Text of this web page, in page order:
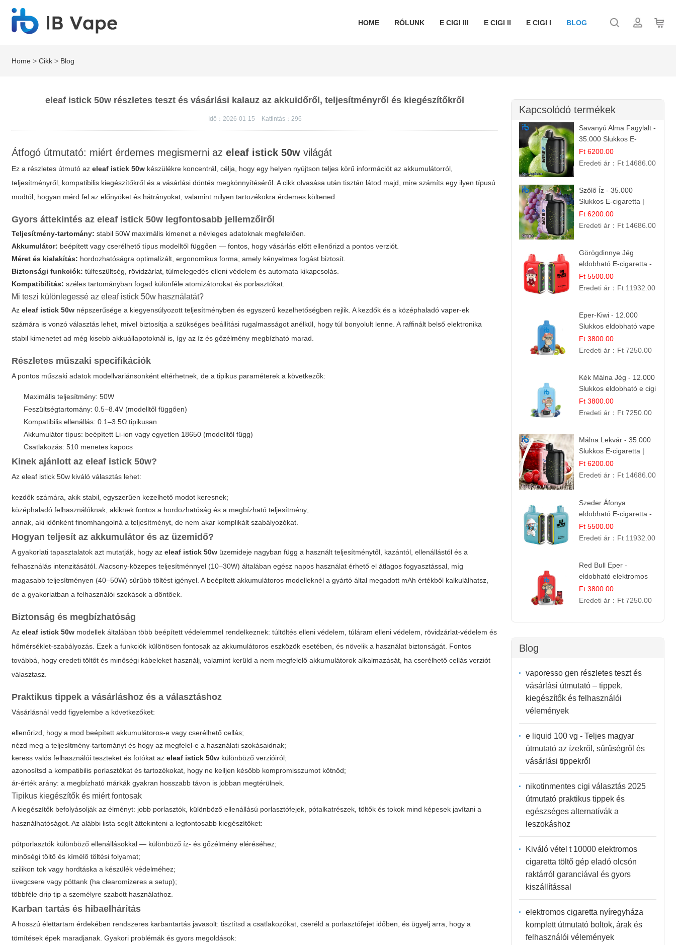
HOME RÓLUNK E CIGI III E CIGI II E CIGI I BLOG
Home >Cikk > Blog
eleaf istick 50w részletes teszt és vásárlási kalauz az akkuidőről, teljesítményről és kiegészítőkről
Idő：2026-01-15 Kattintás： 296
Átfogó útmutató: miért érdemes megismerni azeleaf istick 50w világát
Ez a részletes útmutó azeleaf istick 50w készülékre koncentrál, célja, hogy egy helyen nyújtson teljes körű információt az akkumulátorról,
teljesítményről, kompatibilis kiegészítőkről és a vásárlási döntés megkönnyítéséről. A cikk olvasása után tisztán látod majd, mire számíts egy ilyen típusú
modtól, hogyan mérd fel az előnyöket és hátrányokat, valamint milyen tartozékokra érdemes költened.
Gyors áttekintés azeleaf istick 50w legfontosabb jellemzőiről
Teljesítmény-tartomány: stabil 50W maximális kimenet a névleges adatoknak megfelelően.
Akkumulátor: beépített vagy cserélhető típus modelltől függően — fontos, hogy vásárlás előtt ellenőrizd a pontos verziót.
Méret és kialakítás: hordozhatóságra optimalizált, ergonomikus forma, amely kényelmes fogást biztosít.
Biztonsági funkciók: túlfeszültség, rövidzárlat, túlmelegedés elleni védelem és automata kikapcsolás.
Kompatibilitás: széles tartományban fogad különféle atomizátorokat és porlasztókat.
Mi teszi különlegessé azeleaf istick 50w használatát?
Azeleaf istick 50w népszerűsége a kiegyensúlyozott teljesítményben és egyszerű kezelhetőségben rejlik. A kezdők és a középhaladó vaper-ek
számára is vonzó választás lehet, mivel biztosítja a szükséges beállítási rugalmasságot anélkül, hogy túl bonyolult lenne. A raffinált belső elektronika
stabil kimenetet ad még kisebb akkuállapotoknál is, így az íz és gőzélmény megbízható marad.
Részletes műszaki specifikációk
A pontos műszaki adatok modellvariánsonként eltérhetnek, de a tipikus paraméterek a következők:
Maximális teljesítmény: 50W
Feszültségtartomány: 0.5–8.4V (modelltől függően)
Kompatibilis ellenállás: 0.1–3.5Ω tipikusan
Akkumulátor típus: beépített Li-ion vagy egyetlen 18650 (modelltől függ)
Csatlakozás: 510 menetes kapocs
Kinek ajánlott azeleaf istick 50w?
Azeleaf istick 50w kiváló választás lehet:
kezdők számára, akik stabil, egyszerűen kezelhető modot keresnek;
középhaladó felhasználóknak, akiknek fontos a hordozhatóság és a megbízható teljesítmény;
annak, aki időnként finomhangolná a teljesítményt, de nem akar komplikált szabályozókat.
Hogyan teljesít az akkumulátor és az üzemidő?
A gyakorlati tapasztalatok azt mutatják, hogy azeleaf istick 50w üzemideje nagyban függ a használt teljesítménytől, kazántól, ellenállástól és a
felhasználás intenzitásától. Alacsony-közepes teljesítménnyel (10–30W) általában egész napos használat érhető el átlagos fogyasztással, míg
magasabb teljesítményen (40–50W) sűrűbb töltést igényel. A beépített akkumulátoros modelleknél a gyártó által megadott mAh értékből kalkulálhatsz,
de a gyakorlatban a felhasználói szokások a döntőek.
Biztonság és megbízhatóság
Azeleaf istick 50w modellek általában több beépített védelemmel rendelkeznek: túltöltés elleni védelem, túláram elleni védelem, rövidzárlat-védelem és
hőmérséklet-szabályozás. Ezek a funkciók különösen fontosak az akkumulátoros eszközök esetében, és növelik a használat biztonságát. Fontos
továbbá, hogy eredeti töltőt és minőségi kábeleket használj, valamint kerüld a nem megfelelő akkumulátorok alkalmazását, ha cserélhető cellás verziót
választasz.
Praktikus tippek a vásárláshoz és a választáshoz
Vásárlásnál vedd figyelembe a következőket:
ellenőrizd, hogy a mod beépített akkumulátoros-e vagy cserélhető cellás;
nézd meg a teljesítmény-tartományt és hogy az megfelel-e a használati szokásaidnak;
keress valós felhasználói teszteket és fotókat azeleaf istick 50w különböző verzióiról;
azonosítsd a kompatibilis porlasztókat és tartozékokat, hogy ne kelljen később kompromisszumot kötnöd;
ár-érték arány: a megbízható márkák gyakran hosszabb távon is jobban megtérülnek.
Tipikus kiegészítők és miért fontosak
A kiegészítők befolyásolják az élményt: jobb porlasztók, különböző ellenállású porlasztófejek, pótalkatrészek, töltők és tokok mind képesek javítani a
használhatóságot. Az alábbi lista segít áttekinteni a legfontosabb kiegészítőket:
pótporlasztók különböző ellenállásokkal — különböző íz- és gőzélmény eléréséhez;
minőségi töltő és kímélő töltési folyamat;
szilikon tok vagy hordtáska a készülék védelméhez;
üvegcsere vagy póttank (ha clearomizeres a setup);
többféle drip tip a személyre szabott használathoz.
Karban tartás és hibaelhárítás
A hosszú élettartam érdekében rendszeres karbantartás javasolt: tisztítsd a csatlakozókat, cseréld a porlasztófejet időben, és ügyelj arra, hogy a
tömítések épek maradjanak. Gyakori problémák és gyors megoldások:
Kapcsolódó termékek
Savanyú Alma Fagylalt -
35.000 Slukkos E-
cigaretta | IBVape Bar
Ft 6200.00
Eredeti ár： Ft 14686.00
Szőlő Íz - 35.000
Slukkos E-cigaretta |
Friss Gyümölcs Aroma
Ft 6200.00
Eredeti ár： Ft 14686.00
Görögdinnye Jég
eldobható E-cigaretta -
25.000 Slukk | Frissítő
Nyári Íz
Ft 5500.00
Eredeti ár： Ft 11932.00
Eper-Kiwi - 12.000
Slukkos eldobható vape
| Friss Gyümölcs
Kombináció
Ft 3800.00
Eredeti ár： Ft 7250.00
Kék Málna Jég - 12.000
Slukkos eldobható e cigi
| Frissítő Bogyós Íz
Ft 3800.00
Eredeti ár： Ft 7250.00
Málna Lekvár - 35.000
Slukkos E-cigaretta |
IBVape Bar Édes
Gyümölcs Íz
Ft 6200.00
Eredeti ár： Ft 14686.00
Szeder Áfonya
eldobható E-cigaretta -
25.000 Slukk | Prémium
Gyümölcs Íz
Ft 5500.00
Eredeti ár： Ft 11932.00
Red Bull Eper -
eldobható elektromos
cigi | Energizáló
Gyümölcs Íz
Ft 3800.00
Eredeti ár： Ft 7250.00
Blog
vaporesso gen részletes teszt és
vásárlási útmutató – tippek,
kiegészítők és felhasználói
vélemények
e liquid 100 vg - Teljes magyar
útmutató az ízekről, sűrűségről és
vásárlási tippekről
nikotinmentes cigi választás 2025
útmutató praktikus tippek és
egészséges alternatívák a
leszokáshoz
Kiváló vétel t 10000 elektromos
cigaretta töltő gép eladó olcsón
raktárról garanciával és gyors
kiszállítással
elektromos cigaretta nyíregyháza
komplett útmutató boltok, árak és
felhasználói vélemények